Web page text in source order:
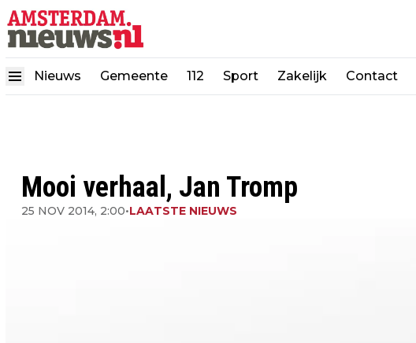
Nieuws Gemeente 112 Sport Zakelijk Contact
Mooi verhaal, Jan Tromp
25 NOV 2014, 2:00•LAATSTE NIEUWS